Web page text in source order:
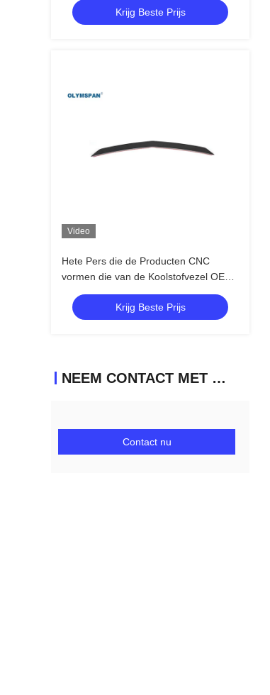
Krijg Beste Prijs
Video
Hete Pers die de Producten CNC
vormen die van de Koolstofvezel OEM
Ontwerp snijden
Krijg Beste Prijs
NEEM CONTACT MET ONS OP
Contact nu